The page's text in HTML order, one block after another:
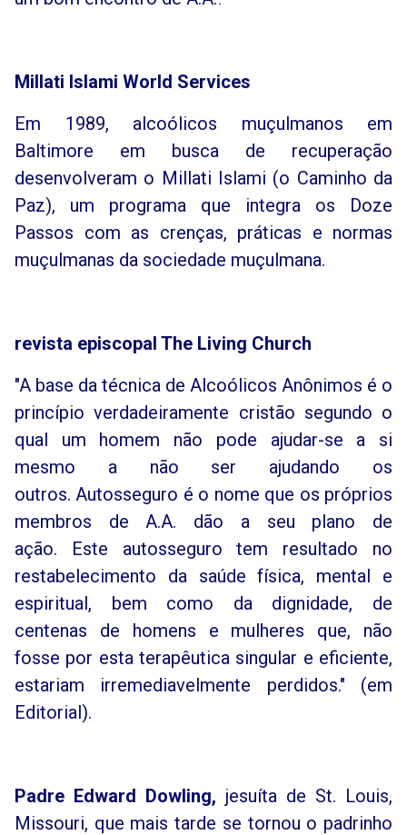
Millati Islami World Services
Em 1989, alcoólicos muçulmanos em
Baltimore em busca de recuperação
desenvolveram o Millati Islami (o Caminho da
Paz), um programa que integra os Doze
Passos com as crenças, práticas e normas
muçulmanas da sociedade muçulmana.
revista episcopal The Living Church
"A base da técnica de Alcoólicos Anônimos é o
princípio verdadeiramente cristão segundo o
qual um homem não pode ajudar-se a si
mesmo a não ser ajudando os
outros. Autosseguro é o nome que os próprios
membros de A.A. dão a seu plano de
ação. Este autosseguro tem resultado no
restabelecimento da saúde física, mental e
espiritual, bem como da dignidade, de
centenas de homens e mulheres que, não
fosse por esta terapêutica singular e eficiente,
estariam irremediavelmente perdidos." (em
Editorial).
Padre Edward Dowling, jesuíta de St. Louis,
Missouri, que mais tarde se tornou o padrinho